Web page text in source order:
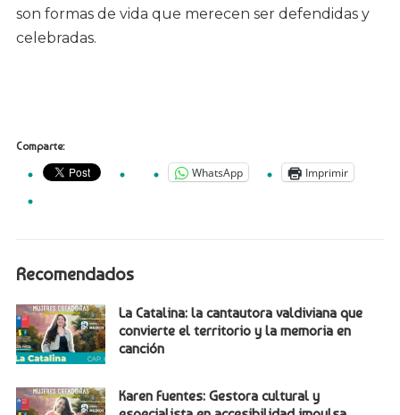
son formas de vida que merecen ser defendidas y
celebradas.
Comparte:
WhatsApp Imprimir
Recomendados
La Catalina: la cantautora valdiviana que
convierte el territorio y la memoria en
canción
Karen Fuentes: Gestora cultural y